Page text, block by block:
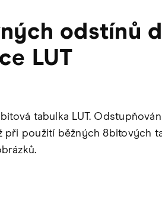
odstínů
LUT
tabulka LUT.
při použití běžných 8bitových